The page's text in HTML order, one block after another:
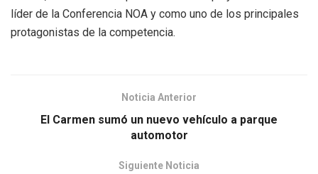
líder de la Conferencia NOA y como uno de los principales
protagonistas de la competencia.
Noticia Anterior
El Carmen sumó un nuevo vehículo a parque
automotor
Siguiente Noticia